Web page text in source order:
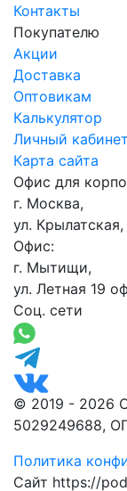
Контакты
Покупателю
Акции
Доставка
Оптовикам
Калькулятор
Личный кабинет
Карта сайта
Офис для
г. Москва,
ул. Крылатская,
Офис:
г. Мытищи,
ул. Летная 19
Соц. сети
© 2019 - 2026
5029249688,
Политика
Сайт https://